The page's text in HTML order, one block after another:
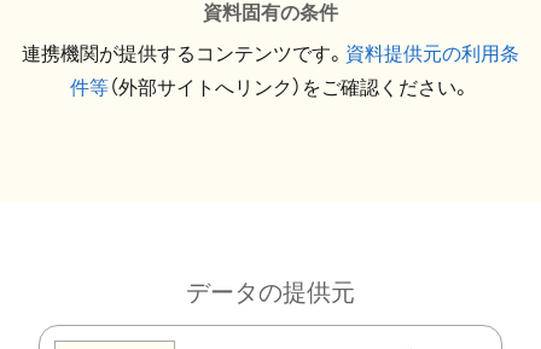
資料固有の条件
連携機関が提供するコンテンツです。 資料提供元の利用条
件等（外部サイトへリンク）をご確認ください。
データの提供元